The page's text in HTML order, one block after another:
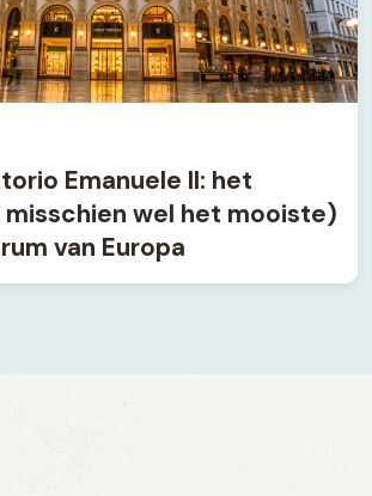
Emanuele II: het
wel het mooiste)
van Europa